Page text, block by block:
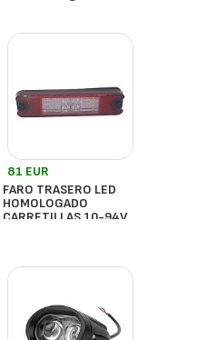
81 EUR
FARO TRASERO LED
HOMOLOGADO
CARRETILLAS 10-94V